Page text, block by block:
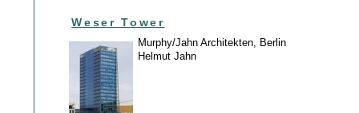
Weser Tower
Murphy/Jahn Architekten, Berlin
Helmut Jahn